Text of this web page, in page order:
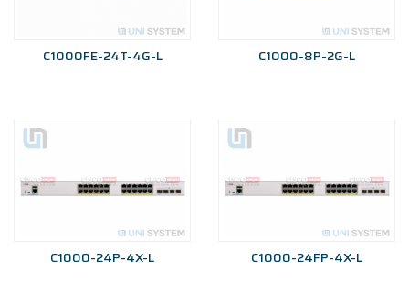
C1000FE-24T-4G-L C1000-8P-2G-L
C1000-24P-4X-L C1000-24FP-4X-L